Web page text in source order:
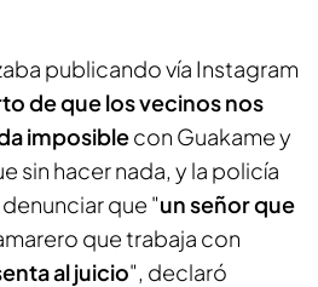
publicando vía Instagram
de que los vecinos nos
imposiblecon Guakame y
sin hacer nada, y la policía
que "un señor que
que trabaja con
al juicio", declaró